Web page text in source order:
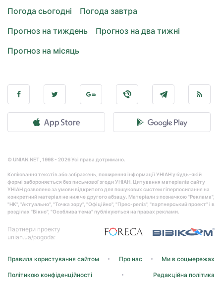
Погода сьогодні
Погода завтра
Прогноз на тиждень
Прогноз на два тижні
Прогноз на місяць
© UNIAN.NET, 1998 - 2026 Усі права дотримано.
Копіювання текстів або зображень, поширення інформації УНІАН у будь-якій
формі забороняється без письмової згоди УНІАН. Цитування матеріалів сайту
УНІАН дозволено за умови відкритого для пошукових систем гіперпосилання на
конкретний матеріал не нижче другого абзацу. Матеріали з позначкою "Реклама",
"НК", "Актуально", "Точка зору", "Офіційно", "Прес-реліз", "партнерський проект" і в
розділах "Вікно", "Особлива тема" публікуються на правах реклами.
Партнери проекту
unian.ua/pogoda:
Правила користування сайтом Про нас Ми в соцмережах
Політикою конфіденційності Редакційна політика